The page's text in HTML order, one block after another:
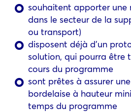
souhaitent apporter une
dans le secteur de la
ou transport)
disposent déjà d’un
solution, qui pourra être
cours du programme
sont prêtes à assurer
bordelaise à hauteur
temps du programme